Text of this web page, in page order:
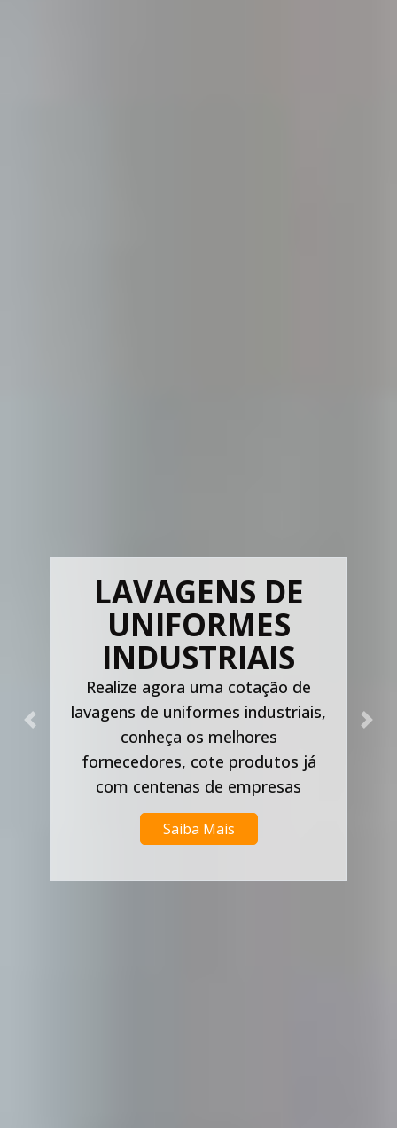
LAVAGENS DE
UNIFORMES
INDUSTRIAIS
Realize agora uma cotação de
lavagens de uniformes industriais,
conheça os melhores
fornecedores, cote produtos já
com centenas de empresas
Saiba Mais
Previous Next